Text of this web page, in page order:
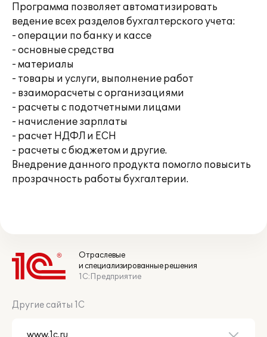
Программа позволяет автоматизировать
ведение всех разделов бухгалтерского учета:
- операции по банку и кассе
- основные средства
- материалы
- товары и услуги, выполнение работ
- взаиморасчеты с организациями
- расчеты с подотчетными лицами
- начисление зарплаты
- расчет НДФЛ и ЕСН
- расчеты с бюджетом и другие.
Внедрение данного продукта помогло повысить
прозрачность работы бухгалтерии.
Отраслевые
и специализированные решения
1С:Предприятие
Другие сайты 1С